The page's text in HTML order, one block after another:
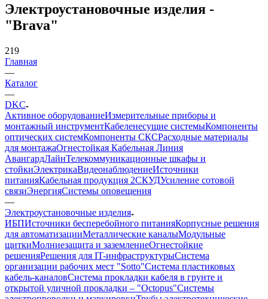
Электроустановочные изделия -
"Brava"
219
Главная
—
Каталог
—
DKC
Активное оборудованиеИзмерительные приборы и
монтажный инструментКабеленесущие системыКомпоненты
оптических системКомпоненты СКСРасходные материалы
для монтажаОгнестойкая Кабельная Линия
АвангардЛайнТелекоммуникационные шкафы и
стойкиЭлектрикаВидеонаблюдениеИсточники
питанияКабельная продукция 2СКУДУсиление сотовой
связиЭнергияСистемы оповещения
—
Электроустановочные изделия
ИБПИсточники бесперебойного питанияКорпусные решения
для автоматизацииМеталлические каналыМодульные
щиткиМолниезащита и заземлениеОгнестойкие
решенияРешения для IT-инфраструктурыСистема
организации рабочих мест "Sotto"Система пластиковых
кабель-каналовСистема прокладки кабеля в грунте и
открытой уличной прокладки – "Octopus"Системы